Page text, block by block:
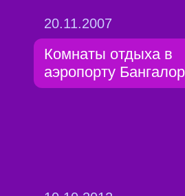
20.11.2007
Комнаты отдыха в
аэропорту